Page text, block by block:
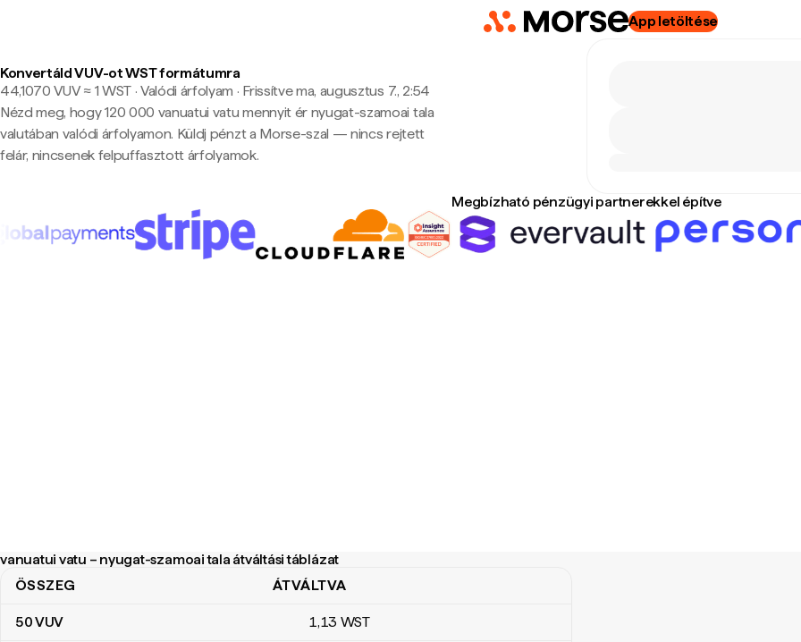
App letöltése
Konvertáld VUV-ot WST formátumra
44,1070 VUV ≈ 1 WST · Valódi árfolyam · Frissítve ma, augusztus 7., 2:54
Nézd meg, hogy 120 000 vanuatui vatu mennyit ér nyugat-szamoai tala
valutában valódi árfolyamon. Küldj pénzt a Morse-szal — nincs rejtett
felár, nincsenek felpuffasztott árfolyamok.
Megbízható pénzügyi partnerekkel építve
vanuatui vatu – nyugat-szamoai tala átváltási táblázat
vanuatui vatu – nyugat-szamoai tala átváltási táblázat
ÖSSZEG ÁTVÁLTVA
50VUV 1,13 WST